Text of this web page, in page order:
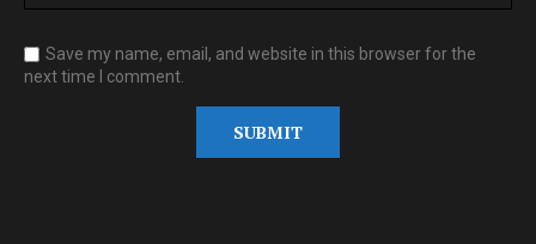
Save my name, email, and website in this browser for the
next time I comment.